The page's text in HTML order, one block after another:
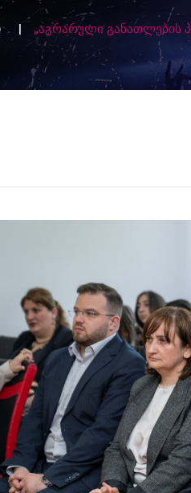
„აგრარული განათლების